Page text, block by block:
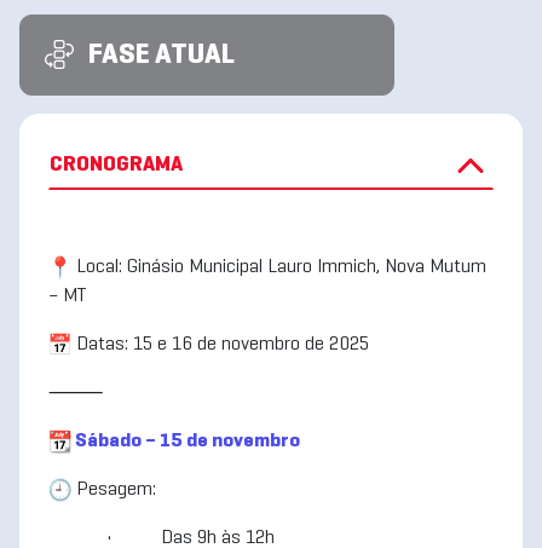
FASE ATUAL
CRONOGRAMA
Local: Ginásio Municipal Lauro Immich, Nova Mutum
– MT
Datas: 15 e 16 de novembro de 2025
⸻
Sábado – 15 de novembro
Pesagem:
• Das 9h às 12h